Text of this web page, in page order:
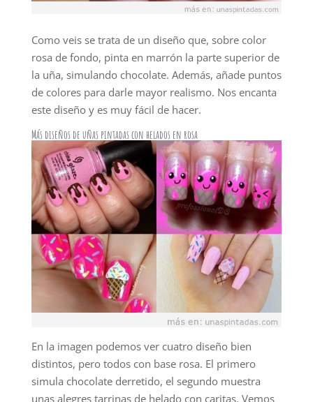
Como veis se trata de un diseño que, sobre color
rosa de fondo, pinta en marrón la parte superior de
la uña, simulando chocolate. Además, añade puntos
de colores para darle mayor realismo. Nos encanta
este diseño y es muy fácil de hacer.
Más diseños de uñas pintadas con helados en rosa
En la imagen podemos ver cuatro diseño bien
distintos, pero todos con base rosa. El primero
simula chocolate derretido, el segundo muestra
unas alegres tarrinas de helado con caritas. Vemos